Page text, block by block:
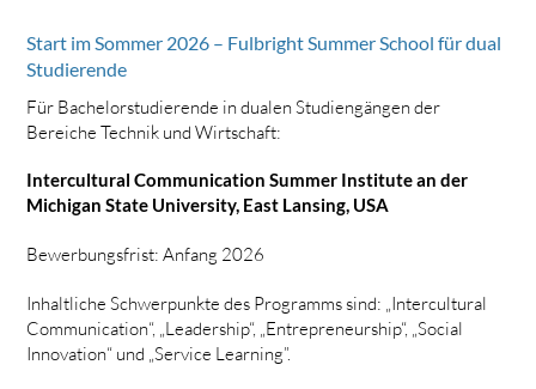
Start im Sommer 2026 – Fulbright Summer School für dual
Studierende
Für Bachelorstudierende in dualen Studiengängen der
Bereiche Technik und Wirtschaft:
Intercultural Communication Summer Institute an der
Michigan State University, East Lansing, USA
Bewerbungsfrist: Anfang 2026
Inhaltliche Schwerpunkte des Programms sind: „Intercultural
Communication“, „Leadership“, „Entrepreneurship“, „Social
Innovation“ und „Service Learning”.